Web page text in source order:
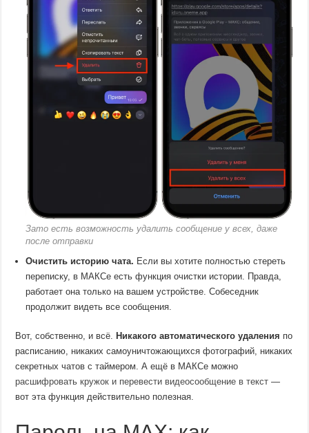
Зато есть возможность удалить сообщение у всех, даже
после отправки
Очистить историю чата. Если вы хотите полностью стереть
переписку, в МАКСе есть функция очистки истории. Правда,
работает она только на вашем устройстве. Собеседник
продолжит видеть все сообщения.
Вот, собственно, и всё.Никакого автоматического удаления по
расписанию, никаких самоуничтожающихся фотографий, никаких
секретных чатов с таймером. А ещё в МАКСе можно
расшифровать кружок и перевести видеосообщение в текст —
вот эта функция действительно полезная.